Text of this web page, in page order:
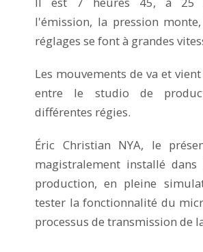
l'émission, la pression
réglages se font à grandes
Les mouvements de va et
entre le studio de
différentes régies.
Éric Christian NYA, le
magistralement installé
production, en pleine
tester la fonctionnalité du
processus de transmission de